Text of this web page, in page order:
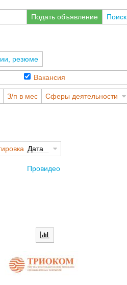
Подать объявление Поиск
резюме
Вакансия
З/п в мес Сферы деятельности
Дата
Провидео